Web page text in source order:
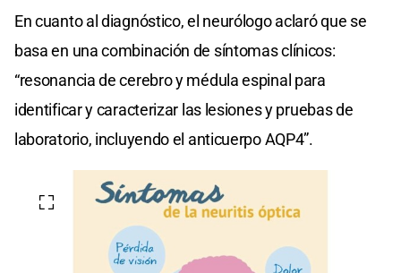
En cuanto al diagnóstico, el neurólogo aclaró que se
basa en una combinación de síntomas clínicos:
“resonancia de cerebro y médula espinal para
identificar y caracterizar las lesiones y pruebas de
laboratorio, incluyendo el anticuerpo AQP4”.